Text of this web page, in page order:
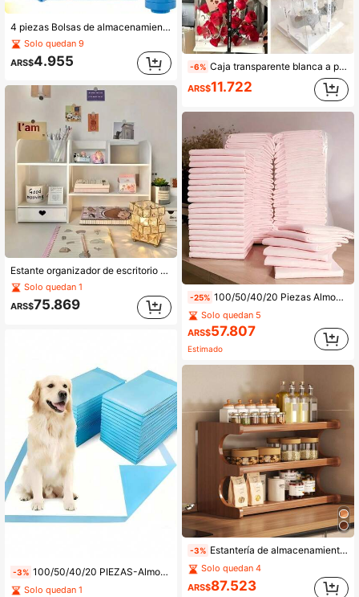
4 piezas Bolsas de almacenamiento selladas al vacío, bolsas organizadoras que ahorran espacio, adecuadas para edredones, ropa de cama, almohadas, colchones, ropa de invierno, camisas, monos, almacenamiento de armario del hogar, ideal para viajes, mudanzas, organización de ropa del dormitorio (estilo de bomba de aire enviado al azar)
Solo quedan 9
ARS$4.955
Estante organizador de escritorio multicapa de placa de espuma de PVC, caja de almacenamiento para cables de escritorio, bolígrafos y artículos diversos, adecuado para hogar, oficina, dormitorio, escuela, habitación y tocador
Solo quedan 1
ARS$75.869
-3% 100/50/40/20 PIEZAS-Almohadillas de entrenamiento para mascotas, almohadillas súper absorbentes a prueba de fugas para orina de perro, almohadillas resistentes a olores de alta resistencia para jaulas de cachorros, gatos y conejos, diseño de 6 capas con bordes reforzados para viajes y uso en automóvil
Solo quedan 1
-6% Caja transparente blanca a prueba de polvo de 1/2/3 niveles, caja de embalaje de cumpleaños de 4/6/8/10 pulgadas de alto, estuche de exhibición multiusos para postres, flores, figuras, bodas & almacenamiento en el hogar, cuerda aleatoria
ARS$11.722
-25% 100/50/40/20 Piezas Almohadillas para Perros de 5 Capas Reforzadas, Almohadillas de Entrenamiento para Cachorros Super Absorbentes y Desodorizantes, Almohadillas Desechables a Prueba de Fugas y Secado Rápido para Perros y Gatos, Almohadillas de Control de Olores Resistentes, Suministros de Limpieza para Mascotas
Solo quedan 5
ARS$57.807
Estimado
-3% Estantería de almacenamiento de escritorio de 2 niveles, estantería de exhibición para encimera, soporte de escritorio que ahorra espacio, adecuado para estación de café, tocador de baño, tocador de dormitorio, escritorio de oficina, decoración del hogar en apartamento
Solo quedan 4
ARS$87.523